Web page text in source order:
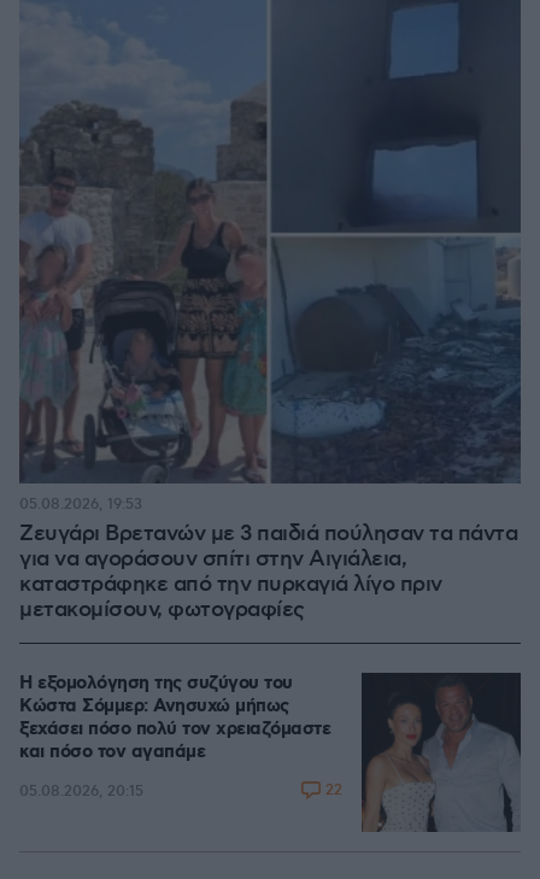
Ζευγάρι Βρετανών με 3 παιδιά πούλησαν τα πάντα
για να αγοράσουν σπίτι στην Αιγιάλεια,
καταστράφηκε από την πυρκαγιά λίγο πριν
μετακομίσουν, φωτογραφίες
05.08.2026, 19:53
Η εξομολόγηση της συζύγου του
Κώστα Σόμμερ: Ανησυχώ μήπως
ξεχάσει πόσο πολύ τον χρειαζόμαστε
και πόσο τον αγαπάμε
05.08.2026, 20:15 22